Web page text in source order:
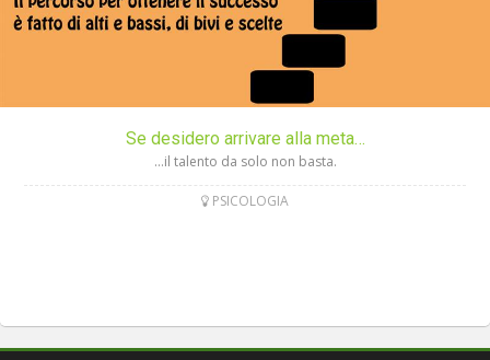
Se desidero arrivare alla meta…
…il talento da solo non basta.
PSICOLOGIA